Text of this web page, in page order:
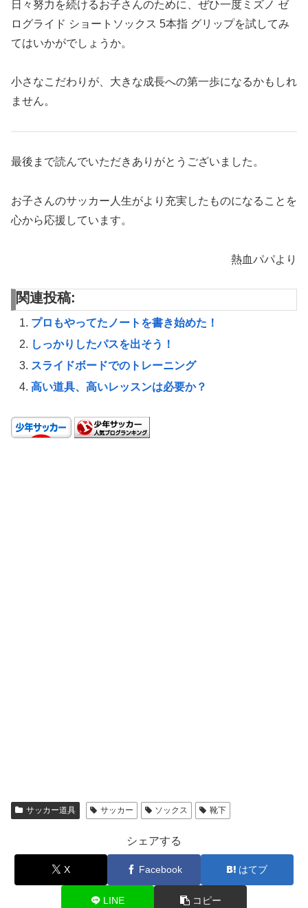
日々努力を続けるお子さんのために、ぜひ一度ミズノ ゼ
ログライド ショートソックス 5本指 グリップを試してみ
てはいかがでしょうか。
小さなこだわりが、大きな成長への第一歩になるかもしれ
ません。
最後まで読んでいただきありがとうございました。
お子さんのサッカー人生がより充実したものになることを
心から応援しています。
熱血パパより
関連投稿:
プロもやってたノートを書き始めた！
しっかりしたパスを出そう！
スライドボードでのトレーニング
高い道具、高いレッスンは必要か？
サッカー道具 サッカー ソックス 靴下
シェアする
X Facebook はてブ
LINE コピー